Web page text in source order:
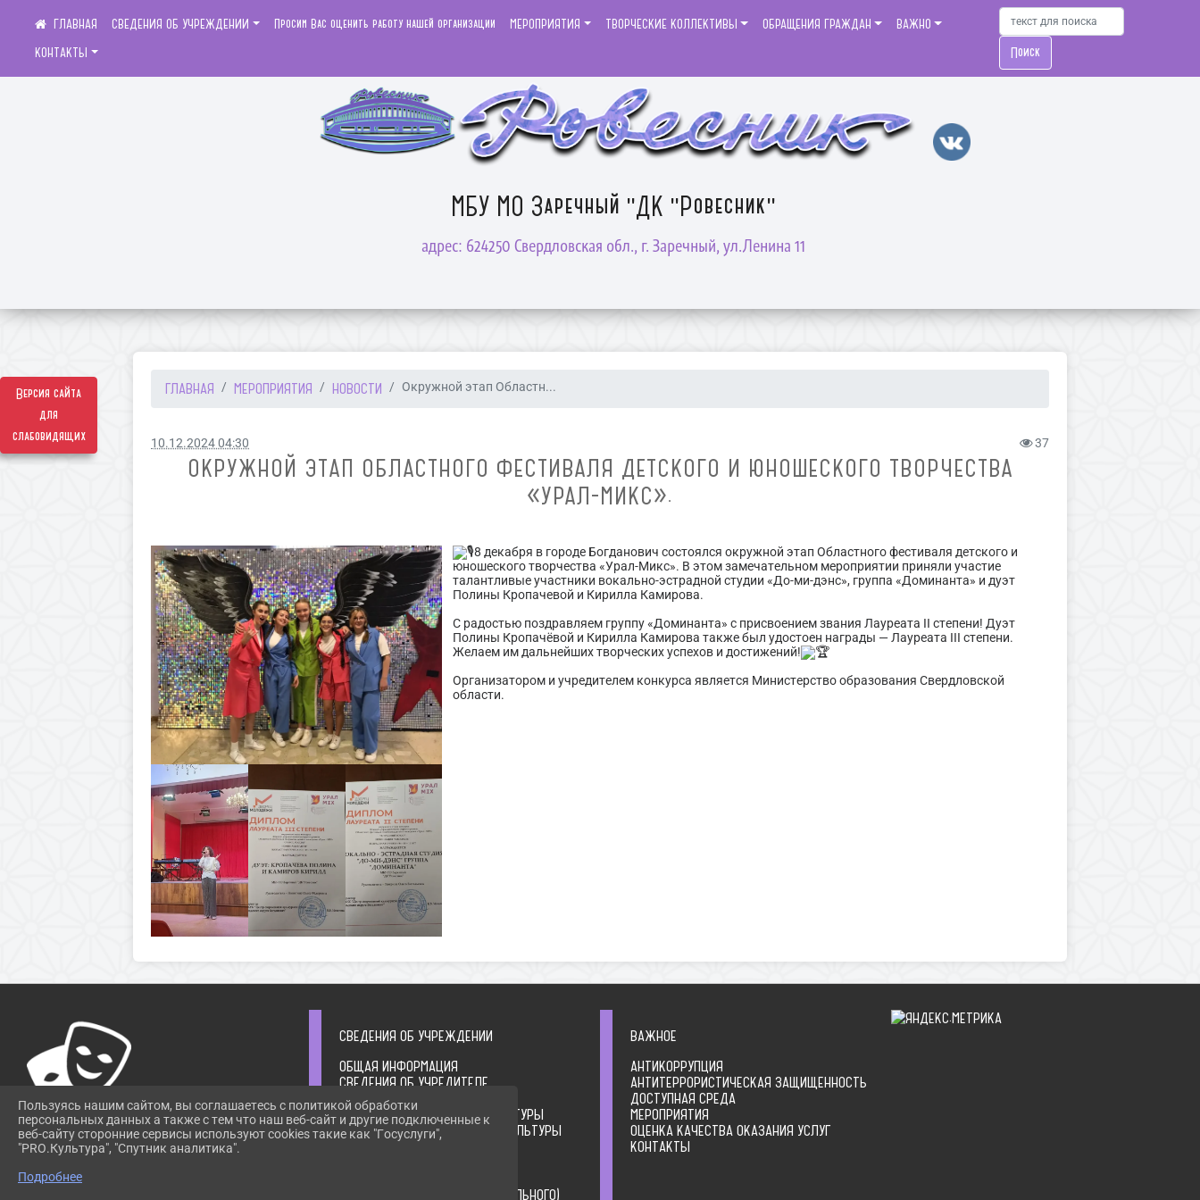
Версия сайта
для
слабовидящих
МБУ МО Заречный "ДК "Ровесник"
адрес: 624250 Свердловская обл., г. Заречный, ул.Ленина 11
СВЕДЕНИЯ ОБ УЧРЕЖДЕНИИ Просим Вас оценить работу нашей организации МЕРОПРИЯТИЯ ТВОРЧЕСКИЕ КОЛЛЕКТИВЫ ОБРАЩЕНИЯ ГРАЖДАН
ВАЖНО
КОНТАКТЫ
Поиск
ГЛАВНАЯ МЕРОПРИЯТИЯ НОВОСТИ Окружной этап Областн...
10.12.2024 04:30 37
ОКРУЖНОЙ ЭТАП ОБЛАСТНОГО ФЕСТИВАЛЯ ДЕТСКОГО И ЮНОШЕСКОГО ТВОРЧЕСТВА
«УРАЛ-МИКС».
8 декабря в городе Богданович состоялся окружной этап Областного фестиваля детского и
юношеского творчества «Урал-Микс». В этом замечательном мероприятии приняли участие
талантливые участники вокально-эстрадной студии «До-ми-дэнс», группа «Доминанта» и дуэт
Полины Кропачевой и Кирилла Камирова.
С радостью поздравляем группу «Доминанта» с присвоением звания Лауреата II степени! Дуэт
Полины Кропачёвой и Кирилла Камирова также был удостоен награды — Лауреата III степени.
Желаем им дальнейших творческих успехов и достижений!
Организатором и учредителем конкурса является Министерство образования Свердловской
области.
ПРИ ИСПОЛЬЗОВАНИИ МАТЕРИАЛОВ САЙТА
ОБЯЗАТЕЛЬНА. АВТОМАТИЗИРОВАННОЕ
СВЕДЕНИЯ ОБ УЧРЕЖДЕНИИ
ОБЩАЯ ИНФОРМАЦИЯ
СВЕДЕНИЯ ОБ УЧРЕДИТЕЛЕ
УЧРЕДИТЕЛЬНЫЕ ДОКУМЕНТЫ
СТРУКТУРА ОРГАНИЗАЦИИ КУЛЬТУРЫ
РУКОВОДСТВО ОРГАНИЗАЦИИ КУЛЬТУРЫ
ИНФОРМАЦИЯ О ДЕЯТЕЛЬНОСТИ
ГОСУДАРСТВЕННОГО (МУНИЦИПАЛЬНОГО)
ВАЖНОЕ
АНТИКОРРУПЦИЯ
АНТИТЕРРОРИСТИЧЕСКАЯ ЗАЩИЩЕННОСТЬ
ДОСТУПНАЯ СРЕДА
МЕРОПРИЯТИЯ
ОЦЕНКА КАЧЕСТВА ОКАЗАНИЯ УСЛУГ
КОНТАКТЫ
Пользуясь нашим сайтом, вы соглашаетесь с политикой обработки
персональных данных а также с тем что наш веб-сайт и другие подключенные к
веб-сайту сторонние сервисы используют cookies такие как "Госуслуги",
"PRO.Культура", "Спутник аналитика".
Подробнее